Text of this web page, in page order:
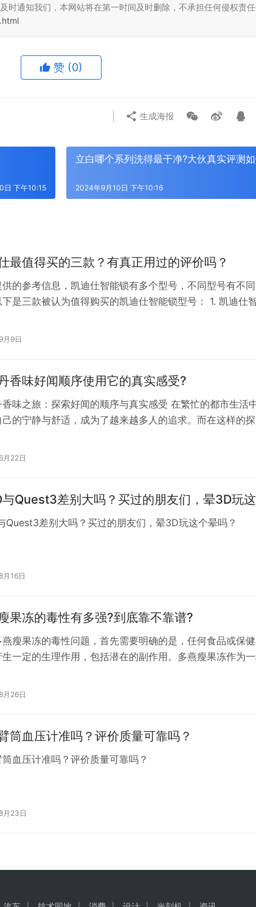
时通知我们，本网站将在第一时间及时删除，不承担任何侵权责
赞 (0)
生成海报
日 下午10:15
立白哪个系列洗得最干净?大伙真实评测
2024年9月10日 下午10:16
最值得买的三款？有真正用过的评价吗？
的参考信息，凯迪仕智能锁有多个型号，不同型号有不
下是三款被认为值得购买的凯迪仕智能锁型号： 1. 凯迪仕
接，功能强大。锁芯采用Cortex-M4芯片，运算速度快，
月9日
香味好闻顺序使用它的真实感受?
香味之旅：探索好闻的顺序与真实感受 在繁忙的都市生活
己的宁静与舒适，成为了越来越多人的追求。而在这样的
给我一种无与伦比的放松与愉悦。 首先，让我从欧舒丹的
月22日
与Quest3差别大吗？买过的朋友们，晕3D玩
Quest3差别大吗？买过的朋友们，晕3D玩这个晕吗？
16日
果冻的毒性有多强?到底靠不靠谱?
燕瘦果冻的毒性问题，首先需要明确的是，任何食品或保
生一定的生理作用，包括潜在的副作用。多燕瘦果冻作为
燕瘦果冻的毒性是很低的。然而，任何食品或药物过量都
月26日
筒血压计准吗？评价质量可靠吗？
血压计准吗？评价质量可靠吗？
月23日